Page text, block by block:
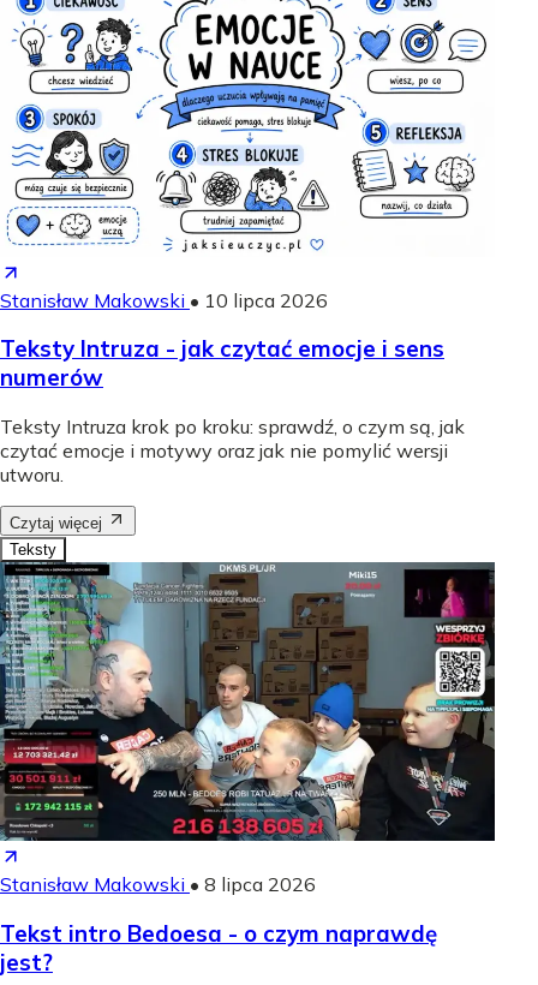
Stanisław Makowski • 10 lipca 2026
Teksty Intruza - jak czytać emocje i sens
numerów
Teksty Intruza krok po kroku: sprawdź, o czym są, jak
czytać emocje i motywy oraz jak nie pomylić wersji
utworu.
Czytaj więcej
Teksty
Stanisław Makowski • 8 lipca 2026
Tekst intro Bedoesa - o czym naprawdę
jest?